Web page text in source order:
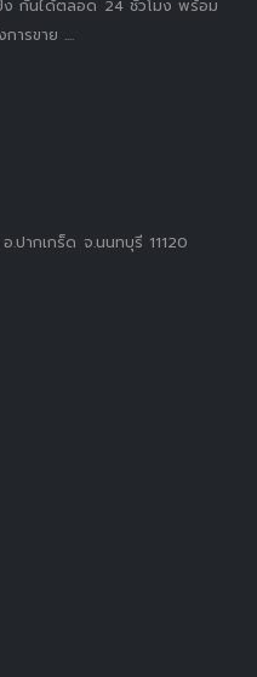
ง กันได้ตลอด 24 ชั่วโมง พร้อม
ารขาย ....
ากเกร็ด จ.นนทบุรี 11120